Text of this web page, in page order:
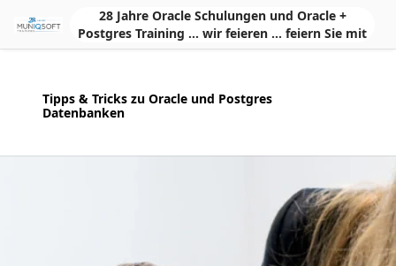
Skip to Main Content28 Jahre Oracle Schulungen und Oracle +
Postgres Training ... wir feieren ... feiern Sie mit
Tipps & Tricks zu Oracle und Postgres
Datenbanken